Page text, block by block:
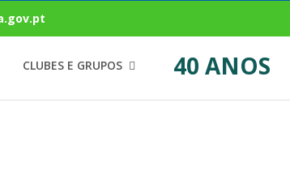
CLUBES E GRUPOS 40 ANOS